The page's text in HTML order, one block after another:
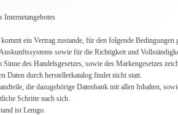
Internetangebotes
ein Vertrag zustande, für den folgende Bedingungen
sowie für die Richtigkeit und
des Handelsgesetzes, sowie des Markengesetzes
Daten durch herstellerkatalog findet nicht statt.
die dazugehörige Datenbank mit allen Inhalten,
Schritte nach sich.
ist Lemgo.